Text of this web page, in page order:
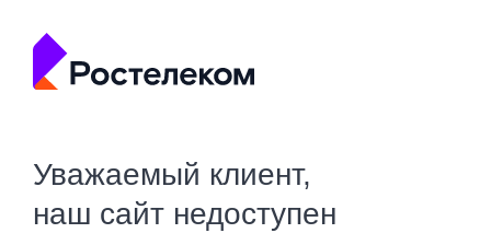
Уважаемый клиент,
наш сайт недоступен